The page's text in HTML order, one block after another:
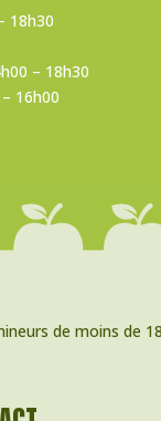
18h30
– 18h30
16h00
de moins de